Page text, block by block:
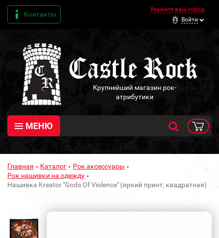
Контакты
Укажите ваш город
Войти
Крупнейший магазин рок-
атрибутики
МЕНЮ
Главная Каталог
Рок аксессуары
Рок нашивки на одежду
Нашивка Kreator "Gods Of Violence" (яркий принт, квадратная)